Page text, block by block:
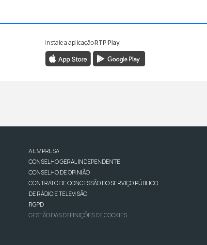
Instale a aplicaçãoRTP Play
A EMPRESA
CONSELHO GERAL INDEPENDENTE
CONSELHO DE OPINIÃO
CONTRATO DE CONCESSÃO DO SERVIÇO PÚBLICO
DE RÁDIO E TELEVISÃO
RGPD
GESTÃO DAS DEFINIÇÕES DE COOKIES